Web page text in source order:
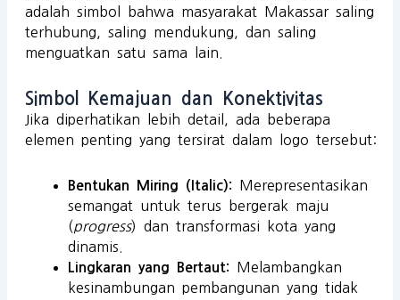
adalah simbol bahwa masyarakat Makassar saling
terhubung, saling mendukung, dan saling
menguatkan satu sama lain.
Simbol Kemajuan dan Konektivitas
Jika diperhatikan lebih detail, ada beberapa
elemen penting yang tersirat dalam logo tersebut:
Bentukan Miring (Italic): Merepresentasikan
semangat untuk terus bergerak maju
(progress) dan transformasi kota yang
dinamis.
Lingkaran yang Bertaut: Melambangkan
kesinambungan pembangunan yang tidak